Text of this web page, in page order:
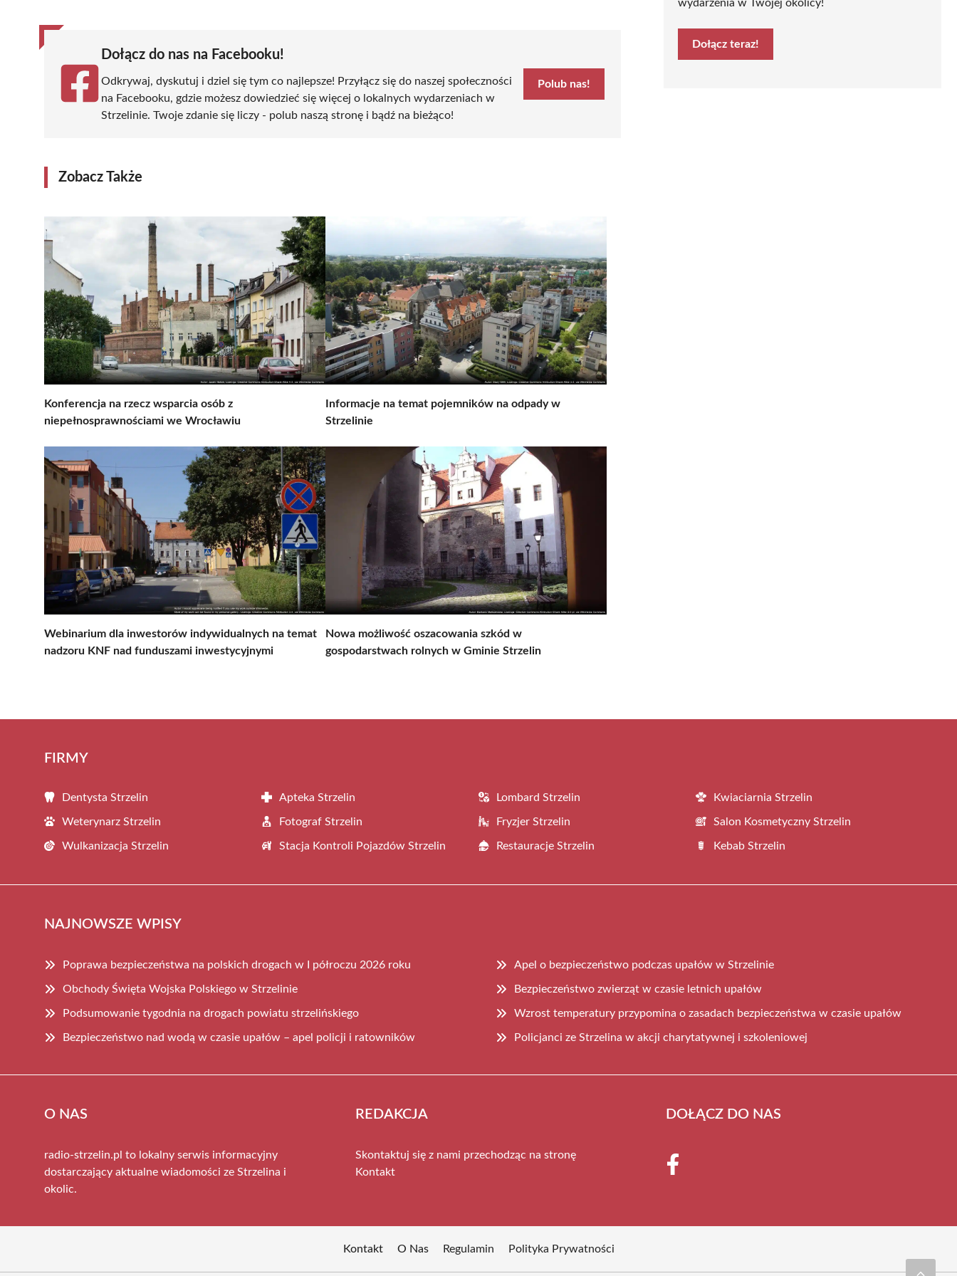
Dołącz do nas na Facebooku!
Odkrywaj, dyskutuj i dziel się tym co najlepsze! Przyłącz się do naszej społeczności
na Facebooku, gdzie możesz dowiedzieć się więcej o lokalnych wydarzeniach w
Strzelinie. Twoje zdanie się liczy - polub naszą stronę i bądź na bieżąco!
Polub nas!
Zobacz Także
Konferencja na rzecz wsparcia osób z
niepełnosprawnościami we Wrocławiu
Informacje na temat pojemników na odpady w
Strzelinie
Webinarium dla inwestorów indywidualnych na temat
nadzoru KNF nad funduszami inwestycyjnymi
Nowa możliwość oszacowania szkód w
gospodarstwach rolnych w Gminie Strzelin
wydarzenia w Twojej okolicy!
Dołącz teraz!
FIRMY
Dentysta Strzelin Apteka Strzelin Lombard Strzelin Kwiaciarnia Strzelin
Weterynarz Strzelin Fotograf Strzelin Fryzjer Strzelin Salon Kosmetyczny Strzelin
Wulkanizacja Strzelin Stacja Kontroli Pojazdów Strzelin Restauracje Strzelin Kebab Strzelin
NAJNOWSZE WPISY
Poprawa bezpieczeństwa na polskich drogach w I półroczu 2026 roku Apel o bezpieczeństwo podczas upałów w Strzelinie
Obchody Święta Wojska Polskiego w Strzelinie Bezpieczeństwo zwierząt w czasie letnich upałów
Podsumowanie tygodnia na drogach powiatu strzelińskiego Wzrost temperatury przypomina o zasadach bezpieczeństwa w czasie upałów
Bezpieczeństwo nad wodą w czasie upałów – apel policji i ratowników Policjanci ze Strzelina w akcji charytatywnej i szkoleniowej
O NAS
radio-strzelin.pl to lokalny serwis informacyjny
dostarczający aktualne wiadomości ze Strzelina i
okolic.
REDAKCJA
Skontaktuj się z nami przechodząc na stronę
Kontakt
DOŁĄCZ DO NAS
Kontakt O Nas Regulamin Polityka Prywatności